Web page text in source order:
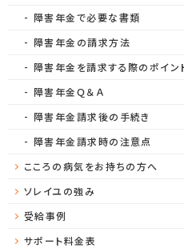
障害年金で必要な書類
障害年金の請求方法
障害年金を請求する際のポイン
障害年金Ｑ＆Ａ
障害年金請求後の手続き
障害年金請求時の注意点
こころの病気をお持ちの方へ
ソレイユの強み
受給事例
サポート料金表